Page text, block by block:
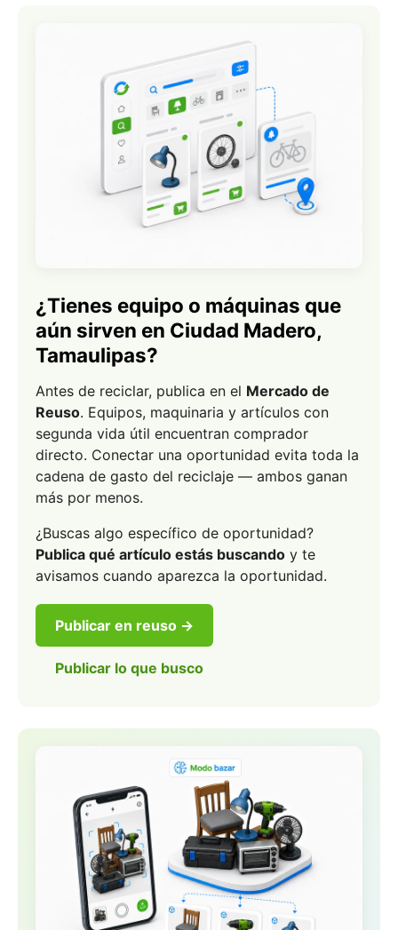
¿Tienes equipo o máquinas que
aún sirven en Ciudad Madero,
Tamaulipas?
Antes de reciclar, publica en el Mercado de
Reuso. Equipos, maquinaria y artículos con
segunda vida útil encuentran comprador
directo. Conectar una oportunidad evita toda la
cadena de gasto del reciclaje — ambos ganan
más por menos.
¿Buscas algo específico de oportunidad?
Publica qué artículo estás buscando y te
avisamos cuando aparezca la oportunidad.
Publicar en reuso →
Publicar lo que busco